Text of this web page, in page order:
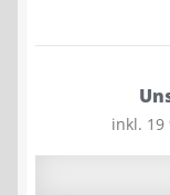
inkl. 19